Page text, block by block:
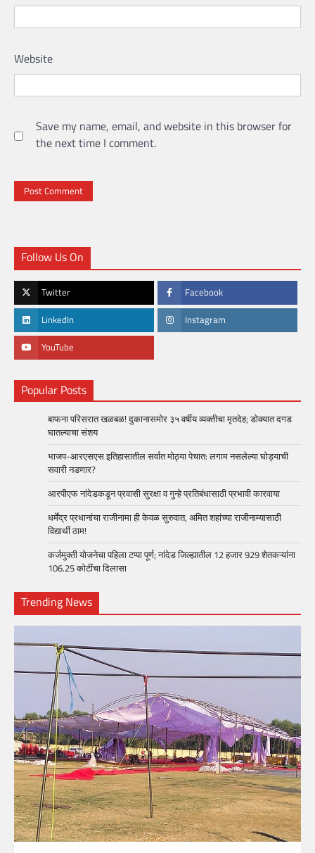
Website
Save my name, email, and website in this browser for
the next time I comment.
Follow Us On
Twitter Facebook
LinkedIn Instagram
YouTube
Popular Posts
बाफना परिसरात खळबळ! दुकानासमोर ३५ वर्षीय व्यक्तीचा मृतदेह; डोक्यात दगड
घातल्याचा संशय
भाजप-आरएसएस इतिहासातील सर्वात मोठ्या पेचात: लगाम नसलेल्या घोड्याची
सवारी नडणार?
आरपीएफ नांदेडकडून प्रवासी सुरक्षा व गुन्हे प्रतिबंधासाठी प्रभावी कारवाया
धर्मेंद्र प्रधानांचा राजीनामा ही केवळ सुरुवात, अमित शहांच्या राजीनाम्यासाठी
विद्यार्थी ठाम!
कर्जमुक्ती योजनेचा पहिला टप्पा पूर्ण; नांदेड जिल्ह्यातील 12 हजार 929 शेतकऱ्यांना
106.25 कोटींचा दिलासा
Trending News